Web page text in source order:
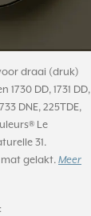
draai (druk)
DD, 1731 DD,
DNE, 225TDE,
Le
31.
mat gelakt. Meer